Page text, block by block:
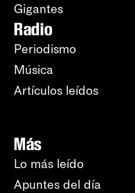
Gigantes
Radio
Periodismo
Música
Artículos leídos
Más
Lo más leído
Apuntes del día